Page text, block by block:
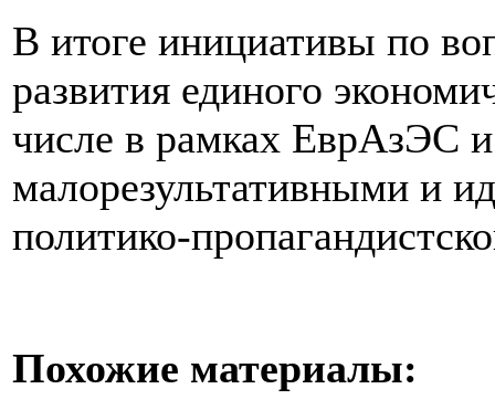
В итоге инициативы по
развития единого
числе в рамках ЕврАзЭС
малорезультативными и
политико-
Похожие материалы: